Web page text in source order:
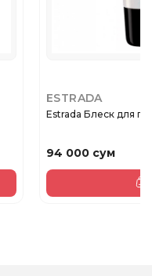
ESTRADA
Estrada Блеск для
94 000 сум